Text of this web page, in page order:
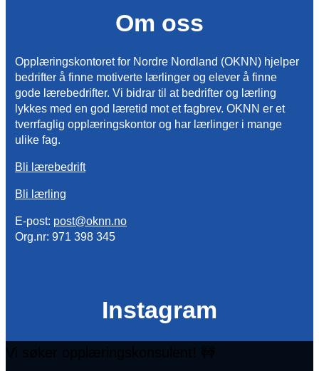
Om oss
Opplæringskontoret for Nordre Nordland (OKNN) hjelper
bedrifter å finne motiverte lærlinger og elever å finne
gode lærebedrifter. Vi bidrar til at bedrifter og lærling
lykkes med en god læretid mot et fagbrev. OKNN er et
tverrfaglig opplæringskontor og har lærlinger i mange
ulike fag.
Bli lærebedrift
Bli lærling
E-post: post@oknn.no
Org.nr: 971 398 345
Instagram
Vi søker opplæringskonsulent! 🚧